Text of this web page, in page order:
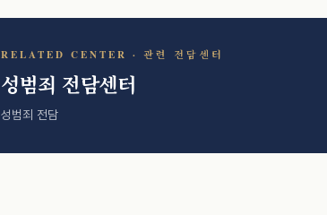
RELATED CENTER · 관련 전담센터
성범죄 전담센터
성범죄 전담